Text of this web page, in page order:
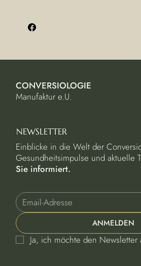
CONVERSIOLOGIE
Manufaktur e.U.
NEWSLETTER
Einblicke in die Welt der
Gesundheitsimpulse und aktuelle
Sie informiert.
ANMELDEN
Ja, ich möchte den Newsletter